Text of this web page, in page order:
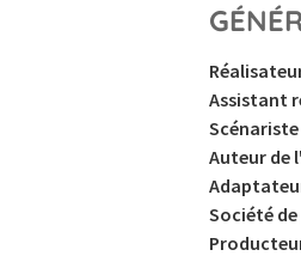
Assistant
Scénariste
Auteur de
Société